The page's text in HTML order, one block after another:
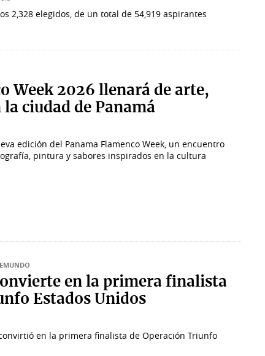
2,328 elegidos, de un total de 54,919 aspirantes
Week 2026 llenará de arte,
ciudad de Panamá
edición del Panama Flamenco Week, un encuentro
pintura y sabores inspirados en la cultura
en la primera finalista
Estados Unidos
en la primera finalista de Operación Triunfo